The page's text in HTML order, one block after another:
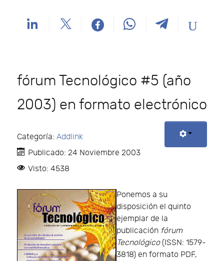
fórum Tecnológico #5 (año
2003) en formato electrónico
Categoría: Addlink
Publicado: 24 Noviembre 2003
Visto: 4538
Ponemos a su
disposición el quinto
ejemplar de la
publicación fórum
Tecnológico(ISSN: 1579-
3818) en formato PDF,